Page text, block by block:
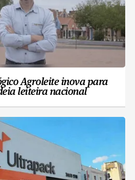
Agroleite inova para
leiteira nacional